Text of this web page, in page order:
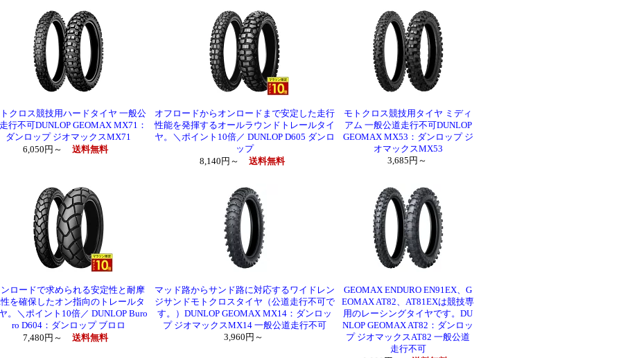
クロス競技用ハードタイヤ 一般公
行不可DUNLOP GEOMAX MX71：
ダンロップ ジオマックスMX71
6,050円～
送料無料
オフロードからオンロードまで安定した走行
性能を発揮するオールラウンドトレールタイ
ヤ。＼ポイント10倍／ DUNLOP D605 ダンロ
ップ
8,140円～
送料無料
モトクロス競技用タイヤ ミディ
アム 一般公道走行不可DUNLOP
GEOMAX MX53：ダンロップ ジ
オマックスMX53
3,685円～
ロードで求められる安定性と耐摩
を確保したオン指向のトレールタ
。＼ポイント10倍／ DUNLOP Buro
ro D604：ダンロップ ブロロ
7,480円～
送料無料
マッド路からサンド路に対応するワイドレン
ジサンドモトクロスタイヤ（公道走行不可で
す。）DUNLOP GEOMAX MX14：ダンロッ
プ ジオマックスMX14 一般公道走行不可
3,960円～
GEOMAX ENDURO EN91EX、G
EOMAX AT82、AT81EXは競技専
用のレーシングタイヤです。DU
NLOP GEOMAX AT82：ダンロッ
プ ジオマックスAT82 一般公道
走行不可